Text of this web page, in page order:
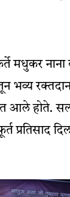
मधुकर
रक्तदान
आले होते.
प्रतिसाद